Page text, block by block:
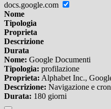
docs.google.com
Nome
Tipologia
Proprieta
Descrizione
Durata
Nome: Google Documenti
Tipologia: profilazione
Proprieta: Alphabet Inc.,
Descrizione: Navigazione e
Durata: 180 giorni